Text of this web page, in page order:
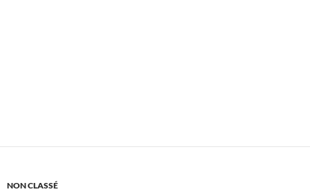
NON CLASSÉ